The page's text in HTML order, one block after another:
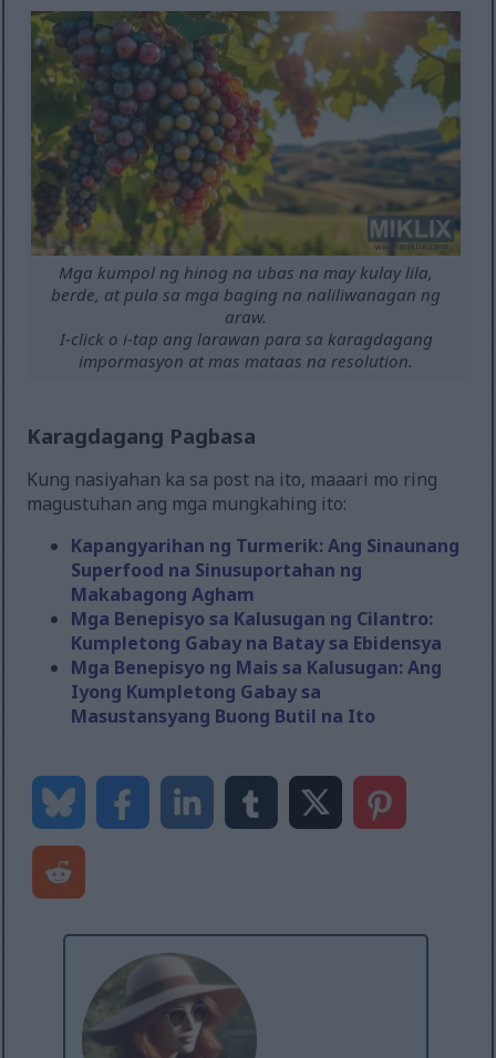
Mga kumpol ng hinog na ubas na may kulay lila,
berde, at pula sa mga baging na naliliwanagan ng
araw.
I-click o i-tap ang larawan para sa karagdagang
impormasyon at mas mataas na resolution.
Karagdagang Pagbasa
Kung nasiyahan ka sa post na ito, maaari mo ring
magustuhan ang mga mungkahing ito:
Kapangyarihan ng Turmerik: Ang Sinaunang
Superfood na Sinusuportahan ng
Makabagong Agham
Mga Benepisyo sa Kalusugan ng Cilantro:
Kumpletong Gabay na Batay sa Ebidensya
Mga Benepisyo ng Mais sa Kalusugan: Ang
Iyong Kumpletong Gabay sa
Masustansyang Buong Butil na Ito